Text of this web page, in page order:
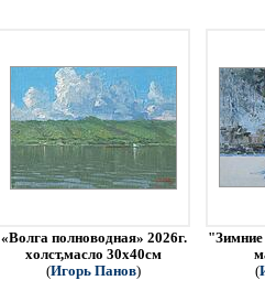
«Волга полноводная» 2026г.
холст,масло 30х40см
(Игорь Панов)
"Зимние
(